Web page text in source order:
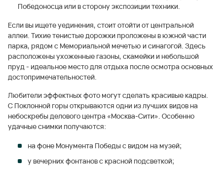
Победоносца или в сторону экспозиции техники.
Если вы ищете уединения, стоит отойти от центральной
аллеи. Тихие тенистые дорожки проложены в южной части
парка, рядом с Мемориальной мечетью и синагогой. Здесь
расположены ухоженные газоны, скамейки и небольшой
пруд - идеальное место для отдыха после осмотра основных
достопримечательностей.
Любители эффектных фото могут сделать красивые кадры.
С Поклонной горы открываются одни из лучших видов на
небоскребы делового центра «Москва-Сити». Особенно
удачные снимки получаются:
на фоне Монумента Победы с видом на музей;
у вечерних фонтанов с красной подсветкой;